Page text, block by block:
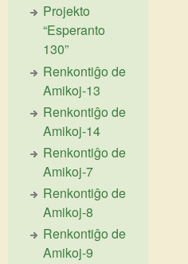
Projekto
“Esperanto
130”
Renkontiĝo de
Amikoj-13
Renkontiĝo de
Amikoj-14
Renkontiĝo de
Amikoj-7
Renkontiĝo de
Amikoj-8
Renkontiĝo de
Amikoj-9